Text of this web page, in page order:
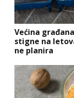
Većina
stigne na
ne planira